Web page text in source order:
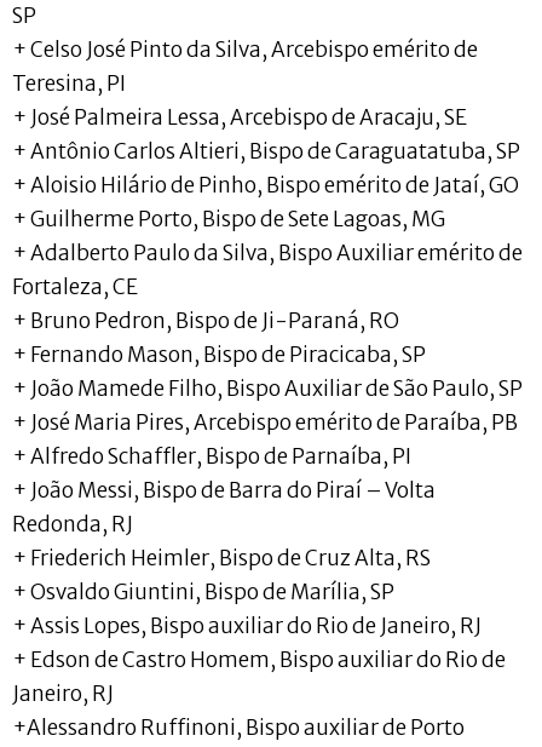
SP
+ Celso José Pinto da Silva, Arcebispo emérito de
Teresina, PI
+ José Palmeira Lessa, Arcebispo de Aracaju, SE
+ Antônio Carlos Altieri, Bispo de Caraguatatuba, SP
+ Aloisio Hilário de Pinho, Bispo emérito de Jataí, GO
+ Guilherme Porto, Bispo de Sete Lagoas, MG
+ Adalberto Paulo da Silva, Bispo Auxiliar emérito de
Fortaleza, CE
+ Bruno Pedron, Bispo de Ji-Paraná, RO
+ Fernando Mason, Bispo de Piracicaba, SP
+ João Mamede Filho, Bispo Auxiliar de São Paulo, SP
+ José Maria Pires, Arcebispo emérito de Paraíba, PB
+ Alfredo Schaffler, Bispo de Parnaíba, PI
+ João Messi, Bispo de Barra do Piraí – Volta
Redonda, RJ
+ Friederich Heimler, Bispo de Cruz Alta, RS
+ Osvaldo Giuntini, Bispo de Marília, SP
+ Assis Lopes, Bispo auxiliar do Rio de Janeiro, RJ
+ Edson de Castro Homem, Bispo auxiliar do Rio de
Janeiro, RJ
+Alessandro Ruffinoni, Bispo auxiliar de Porto